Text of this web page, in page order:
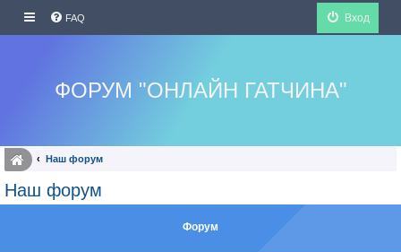
FAQ Вход
ФОРУМ "ОНЛАЙН ГАТЧИНА"
Наш форум
Наш форум
Форум